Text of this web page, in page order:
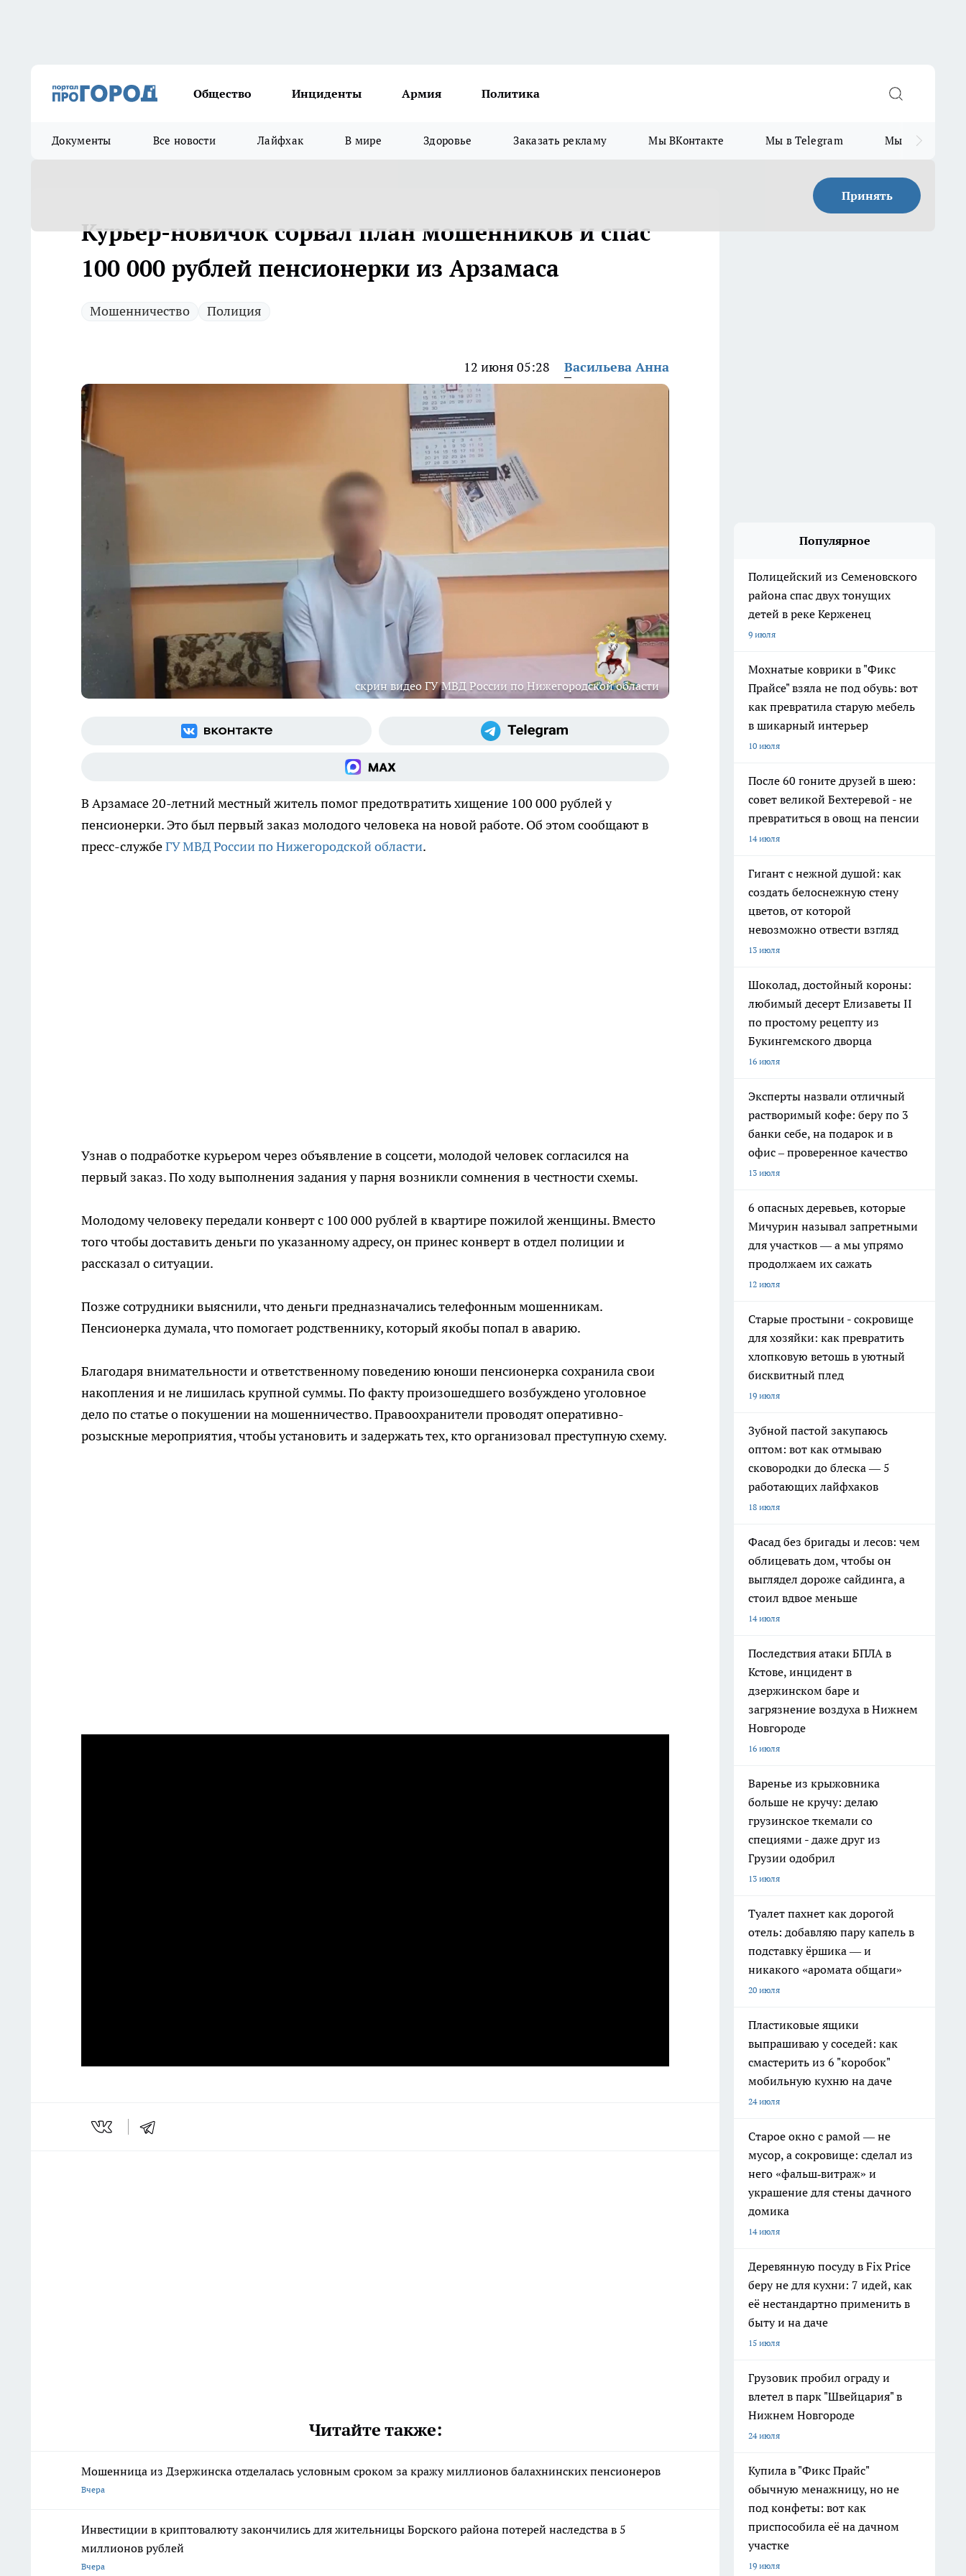
Общество Инциденты Армия Политика
Документы Все новости Лайфхак В мире Здоровье Заказать рекламу Мы ВКонтакте Мы в Telegram Мы в MAX
Принять
Курьер-новичок сорвал план мошенников и спас
100 000 рублей пенсионерки из Арзамаса
Мошенничество Полиция
12 июня 05:28 Васильева Анна
скрин видео ГУ МВД России по Нижегородской области
В Арзамасе 20-летний местный житель помог предотвратить хищение 100 000 рублей у
пенсионерки. Это был первый заказ молодого человека на новой работе. Об этом сообщают в
пресс-службеГУ МВД России по Нижегородской области.
Узнав о подработке курьером через объявление в соцсети, молодой человек согласился на
первый заказ. По ходу выполнения задания у парня возникли сомнения в честности схемы.
Молодому человеку передали конверт с 100 000 рублей в квартире пожилой женщины. Вместо
того чтобы доставить деньги по указанному адресу, он принес конверт в отдел полиции и
рассказал о ситуации.
Позже сотрудники выяснили, что деньги предназначались телефонным мошенникам.
Пенсионерка думала, что помогает родственнику, который якобы попал в аварию.
Благодаря внимательности и ответственному поведению юноши пенсионерка сохранила свои
накопления и не лишилась крупной суммы. По факту произошедшего возбуждено уголовное
дело по статье о покушении на мошенничество. Правоохранители проводят оперативно-
розыскные мероприятия, чтобы установить и задержать тех, кто организовал преступную схему.
Читайте также:
Мошенница из Дзержинска отделалась условным сроком за кражу миллионов балахнинских пенсионеров
Вчера
Инвестиции в криптовалюту закончились для жительницы Борского района потерей наследства в 5
миллионов рублей
Вчера
Популярное
Полицейский из Семеновского
района спас двух тонущих
детей в реке Керженец
9 июля
Мохнатые коврики в "Фикс
Прайсе" взяла не под обувь: вот
как превратила старую мебель
в шикарный интерьер
10 июля
После 60 гоните друзей в шею:
совет великой Бехтеревой - не
превратиться в овощ на пенсии
14 июля
Гигант с нежной душой: как
создать белоснежную стену
цветов, от которой
невозможно отвести взгляд
13 июля
Шоколад, достойный короны:
любимый десерт Елизаветы II
по простому рецепту из
Букингемского дворца
16 июля
Эксперты назвали отличный
растворимый кофе: беру по 3
банки себе, на подарок и в
офис – проверенное качество
13 июля
6 опасных деревьев, которые
Мичурин называл запретными
для участков — а мы упрямо
продолжаем их сажать
12 июля
Старые простыни - сокровище
для хозяйки: как превратить
хлопковую ветошь в уютный
бисквитный плед
19 июля
Зубной пастой закупаюсь
оптом: вот как отмываю
сковородки до блеска — 5
работающих лайфхаков
18 июля
Фасад без бригады и лесов: чем
облицевать дом, чтобы он
выглядел дороже сайдинга, а
стоил вдвое меньше
14 июля
Последствия атаки БПЛА в
Кстове, инцидент в
дзержинском баре и
загрязнение воздуха в Нижнем
Новгороде
16 июля
Варенье из крыжовника
больше не кручу: делаю
грузинское ткемали со
специями - даже друг из
Грузии одобрил
13 июля
Туалет пахнет как дорогой
отель: добавляю пару капель в
подставку ёршика — и
никакого «аромата общаги»
20 июля
Пластиковые ящики
выпрашиваю у соседей: как
смастерить из 6 "коробок"
мобильную кухню на даче
24 июля
Старое окно с рамой — не
мусор, а сокровище: сделал из
него «фальш‑витраж» и
украшение для стены дачного
домика
14 июля
Деревянную посуду в Fix Price
беру не для кухни: 7 идей, как
её нестандартно применить в
быту и на даче
15 июля
Грузовик пробил ограду и
влетел в парк "Швейцария" в
Нижнем Новгороде
24 июля
Купила в "Фикс Прайс"
обычную менажницу, но не
под конфеты: вот как
приспособила её на дачном
участке
19 июля